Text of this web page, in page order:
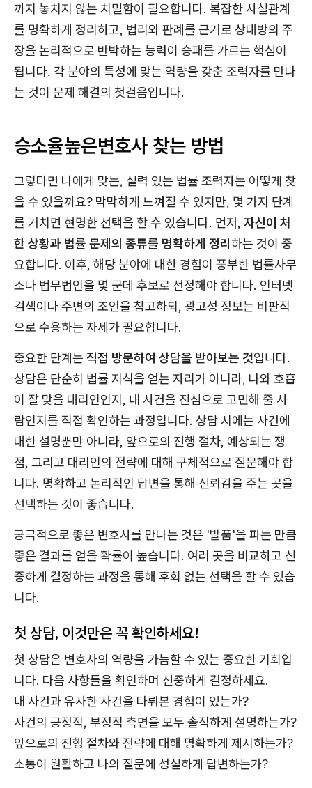
까지 놓치지 않는 치밀함이 필요합니다. 복잡한 사실관계
를 명확하게 정리하고, 법리와 판례를 근거로 상대방의 주
장을 논리적으로 반박하는 능력이 승패를 가르는 핵심이
됩니다. 각 분야의 특성에 맞는 역량을 갖춘 조력자를 만나
는 것이 문제 해결의 첫걸음입니다.
승소율높은변호사 찾는 방법
그렇다면 나에게 맞는, 실력 있는 법률 조력자는 어떻게 찾
을 수 있을까요? 막막하게 느껴질 수 있지만, 몇 가지 단계
를 거치면 현명한 선택을 할 수 있습니다. 먼저, 자신이 처
한 상황과 법률 문제의 종류를 명확하게 정리하는 것이 중
요합니다. 이후, 해당 분야에 대한 경험이 풍부한 법률사무
소나 법무법인을 몇 군데 후보로 선정해야 합니다. 인터넷
검색이나 주변의 조언을 참고하되, 광고성 정보는 비판적
으로 수용하는 자세가 필요합니다.
중요한 단계는 직접 방문하여 상담을 받아보는 것입니다.
상담은 단순히 법률 지식을 얻는 자리가 아니라, 나와 호흡
이 잘 맞을 대리인인지, 내 사건을 진심으로 고민해 줄 사
람인지를 직접 확인하는 과정입니다. 상담 시에는 사건에
대한 설명뿐만 아니라, 앞으로의 진행 절차, 예상되는 쟁
점, 그리고 대리인의 전략에 대해 구체적으로 질문해야 합
니다. 명확하고 논리적인 답변을 통해 신뢰감을 주는 곳을
선택하는 것이 좋습니다.
궁극적으로 좋은 변호사를 만나는 것은 '발품'을 파는 만큼
좋은 결과를 얻을 확률이 높습니다. 여러 곳을 비교하고 신
중하게 결정하는 과정을 통해 후회 없는 선택을 할 수 있습
니다.
첫 상담, 이것만은 꼭 확인하세요!
첫 상담은 변호사의 역량을 가늠할 수 있는 중요한 기회입
니다. 다음 사항들을 확인하며 신중하게 결정하세요.
내 사건과 유사한 사건을 다뤄본 경험이 있는가?
사건의 긍정적, 부정적 측면을 모두 솔직하게 설명하는가?
앞으로의 진행 절차와 전략에 대해 명확하게 제시하는가?
소통이 원활하고 나의 질문에 성실하게 답변하는가?